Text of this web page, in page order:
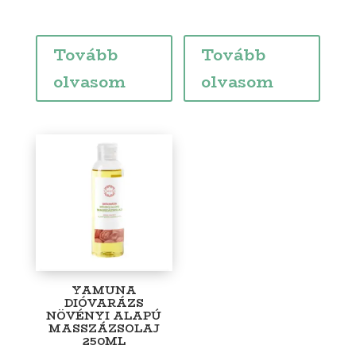
Tovább
olvasom
Tovább
olvasom
YAMUNA
DIÓVARÁZS
NÖVÉNYI ALAPÚ
MASSZÁZSOLAJ
250ML